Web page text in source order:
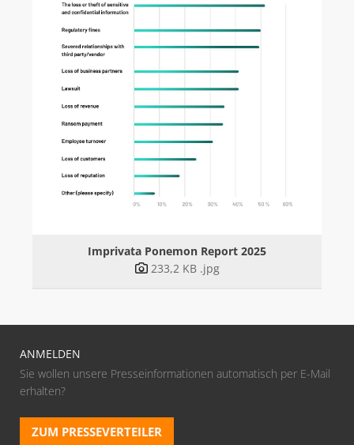
SEH COMPUTERTECHNIK
VIBRIO. KOMMUNIKATIONSMANAGEMENT DR. KAUSCH
ÜBER UNS
AGENTUR
VIBRIO. KOMMUNIKATIONSMANAGEMENT DR. KAUSCH
Imprivata Ponemon Report 2025
233,2 KB .jpg
ANMELDEN
Sie wollen unsere Presseinformationen automatisch per E-Mail
erhalten?
ZUM PRESSEVERTEILER